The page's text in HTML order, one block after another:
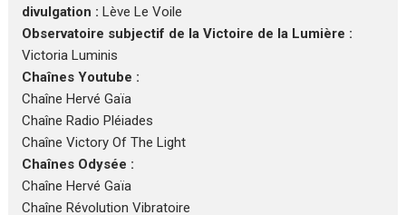
divulgation : Lève Le Voile
Observatoire subjectif de la Victoire de la Lumière :
Victoria Luminis
Chaînes Youtube :
Chaîne Hervé Gaïa
Chaîne Radio Pléiades
Chaîne Victory Of The Light
Chaînes Odysée :
Chaîne Hervé Gaïa
Chaîne Révolution Vibratoire